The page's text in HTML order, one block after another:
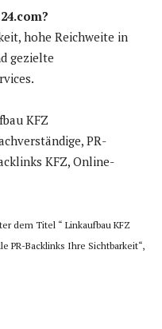
hohe Reichweite in
gezielte
KFZ
PR-
KFZ, Online-
dem Titel “ Linkaufbau KFZ
PR-Backlinks Ihre Sichtbarkeit“,